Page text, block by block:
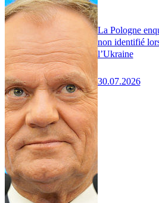
La Pologne
non identifié
l’Ukraine
30.07.2026